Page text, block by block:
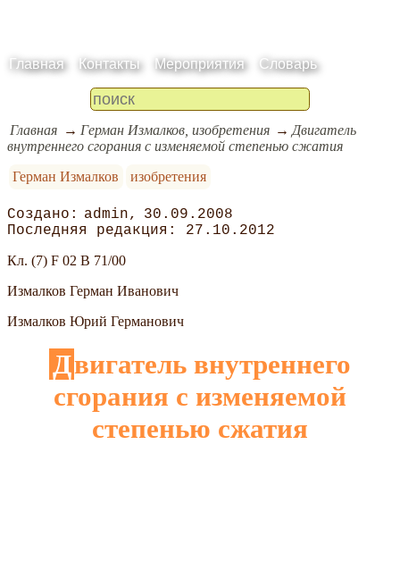
Главная Контакты Мероприятия Словарь
Главная Герман Измалков, изобретения
Двигатель
внутреннего сгорания с изменяемой степенью сжатия
Герман Измалков
изобретения
admin
30.09.2008
27.10.2012
Кл. (7) F 02 B 71/00
Измалков Герман Иванович
Измалков Юрий Германович
Двигатель внутреннего
сгорания с изменяемой
степенью сжатия